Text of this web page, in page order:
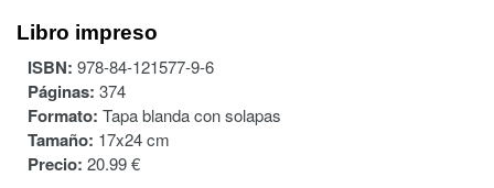
Libro impreso
ISBN: 978-84-121577-9-6
Páginas: 374
Formato: Tapa blanda con solapas
Tamaño: 17x24 cm
Precio: 20.99 €